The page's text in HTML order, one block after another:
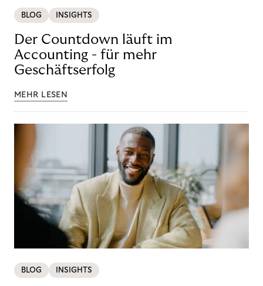
BLOG INSIGHTS
Der Countdown läuft im
Accounting - für mehr
Geschäftserfolg
MEHR LESEN
BLOG INSIGHTS